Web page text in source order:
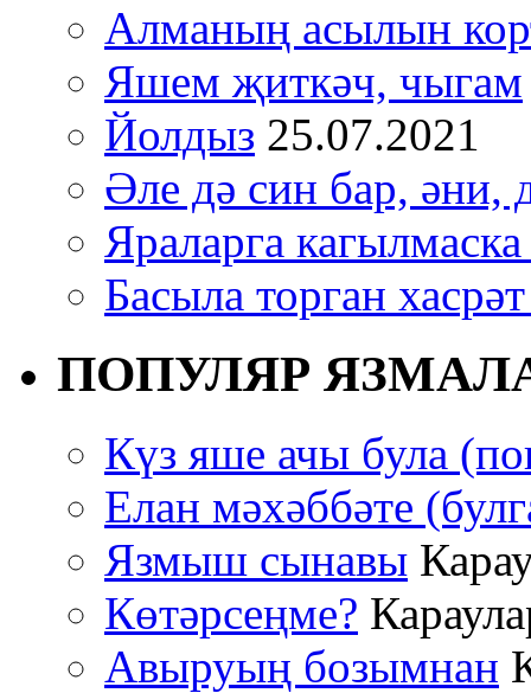
Алманың асылын
Яшем җиткәч, чыгам
Йолдыз 25.07.2021
Әле дә син бар, әни,
Яраларга
Басыла торган
ПОПУЛЯР
Күз яше ачы була
Елан мәхәббәте
Язмыш сынавы
Көтәрсеңме?
Авыруың бозымнан